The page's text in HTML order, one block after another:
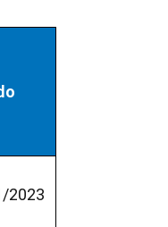
2023